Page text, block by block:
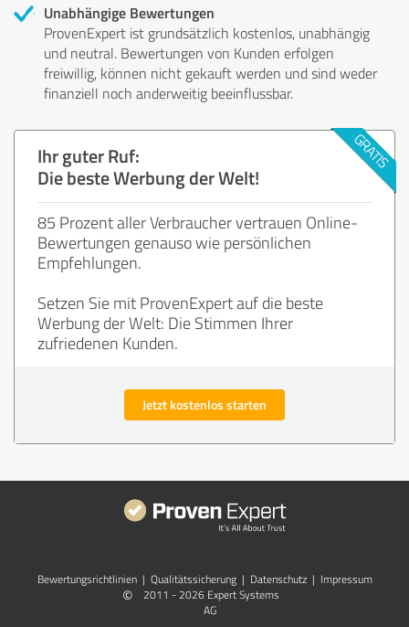
Unabhängige Bewertungen
ProvenExpert ist grundsätzlich kostenlos, unabhängig
und neutral. Bewertungen von Kunden erfolgen
freiwillig, können nicht gekauft werden und sind weder
finanziell noch anderweitig beeinflussbar.
Ihr guter Ruf:
Die beste Werbung der Welt!
85 Prozent aller Verbraucher vertrauen Online-
Bewertungen genauso wie persönlichen
Empfehlungen.
Setzen Sie mit ProvenExpert auf die beste
Werbung der Welt: Die Stimmen Ihrer
zufriedenen Kunden.
Jetzt kostenlos starten
Bewertungs­richtlinien | Qualitätssicherung | Datenschutz | Impressum
©
2011 - 2026 Expert Systems
AG